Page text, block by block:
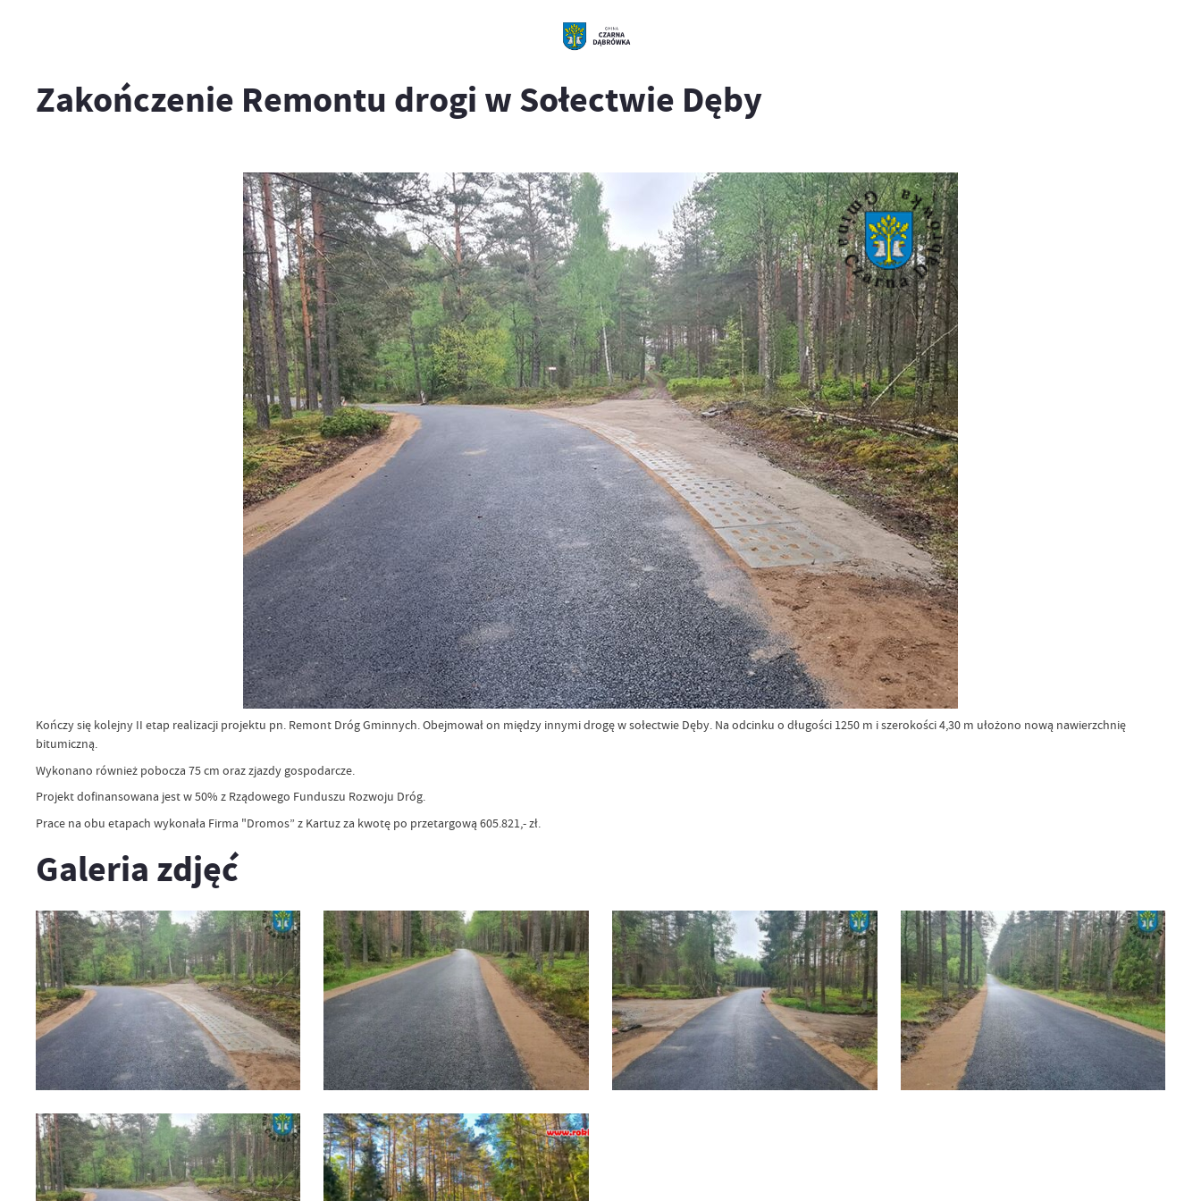
Zakończenie Remontu drogi w Sołectwie Dęby
Kończy się kolejny II etap realizacji projektu pn. Remont Dróg Gminnych. Obejmował on między innymi drogę w sołectwie Dęby. Na odcinku o długości 1250 m i szerokości 4,30 m ułożono nową nawierzchnię
bitumiczną.
Wykonano również pobocza 75 cm oraz zjazdy gospodarcze.
Projekt dofinansowana jest w 50% z Rządowego Funduszu Rozwoju Dróg.
Prace na obu etapach wykonała Firma "Dromos” z Kartuz za kwotę po przetargową 605.821,- zł.
Galeria zdjęć